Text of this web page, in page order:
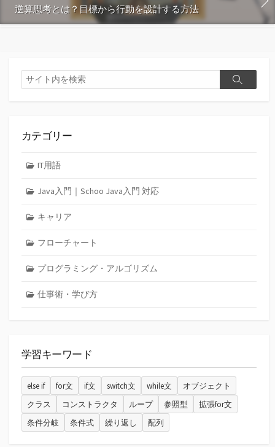
逆算思考とは？目標から行動を設計する方法
検
索
検
カテゴリー
IT用語
Java入門｜Schoo Java入門 対応
キャリア
フローチャート
プログラミング・アルゴリズム
仕事術・学び方
学習キーワード
else if for文 if文 switch文 while文
オブジェクト
クラス
コンストラクタ ループ 参照型
拡張for文
条件分岐
条件式 繰り返し 配列